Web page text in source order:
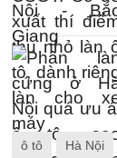
ô tô Hà Nội